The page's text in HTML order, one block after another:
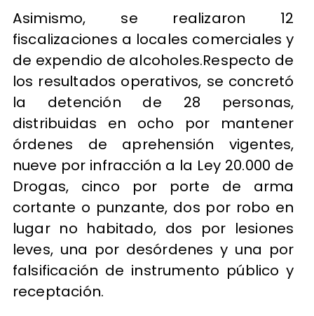
Asimismo, se realizaron 12
fiscalizaciones a locales comerciales y
de expendio de alcoholes.Respecto de
los resultados operativos, se concretó
la detención de 28 personas,
distribuidas en ocho por mantener
órdenes de aprehensión vigentes,
nueve por infracción a la Ley 20.000 de
Drogas, cinco por porte de arma
cortante o punzante, dos por robo en
lugar no habitado, dos por lesiones
leves, una por desórdenes y una por
falsificación de instrumento público y
receptación.